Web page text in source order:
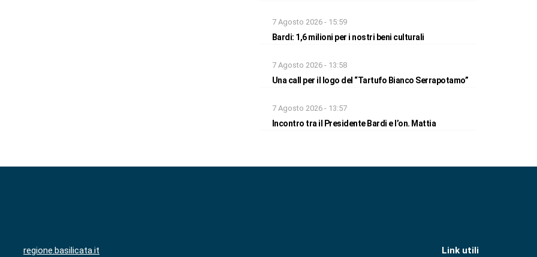
7 Agosto 2026 - 15:59
Bardi: 1,6 milioni per i nostri beni culturali
7 Agosto 2026 - 13:58
Una call per il logo del “Tartufo Bianco Serrapotamo”
7 Agosto 2026 - 13:57
Incontro tra il Presidente Bardi e l’on. Mattia
regione.basilicata.it Link utili